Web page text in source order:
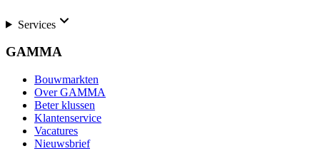
Services
GAMMA
Bouwmarkten
Over GAMMA
Beter klussen
Klantenservice
Vacatures
Nieuwsbrief